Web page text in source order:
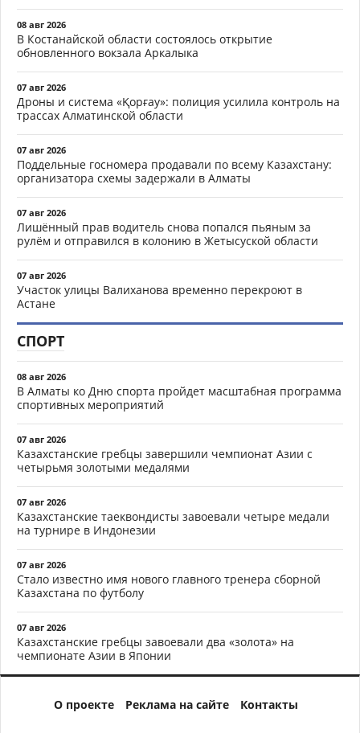
08 авг 2026
В Костанайской области состоялось открытие
обновленного вокзала Аркалыка
07 авг 2026
Дроны и система «Қорғау»: полиция усилила контроль на
трассах Алматинской области
07 авг 2026
Поддельные госномера продавали по всему Казахстану:
организатора схемы задержали в Алматы
07 авг 2026
Лишённый прав водитель снова попался пьяным за
рулём и отправился в колонию в Жетысуской области
07 авг 2026
Участок улицы Валиханова временно перекроют в
Астане
СПОРТ
08 авг 2026
В Алматы ко Дню спорта пройдет масштабная программа
спортивных мероприятий
07 авг 2026
Казахстанские гребцы завершили чемпионат Азии с
четырьмя золотыми медалями
07 авг 2026
Казахстанские таеквондисты завоевали четыре медали
на турнире в Индонезии
07 авг 2026
Стало известно имя нового главного тренера сборной
Казахстана по футболу
07 авг 2026
Казахстанские гребцы завоевали два «золота» на
чемпионате Азии в Японии
О проекте Реклама на сайте Контакты